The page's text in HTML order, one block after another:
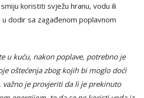
koristiti svježu hranu, vodu ili
dodir sa zagađenom poplavnom
u kuću, nakon poplave, potrebno je
oštećenja zbog kojih bi moglo doći
važno je provjeriti da li je prekinuto